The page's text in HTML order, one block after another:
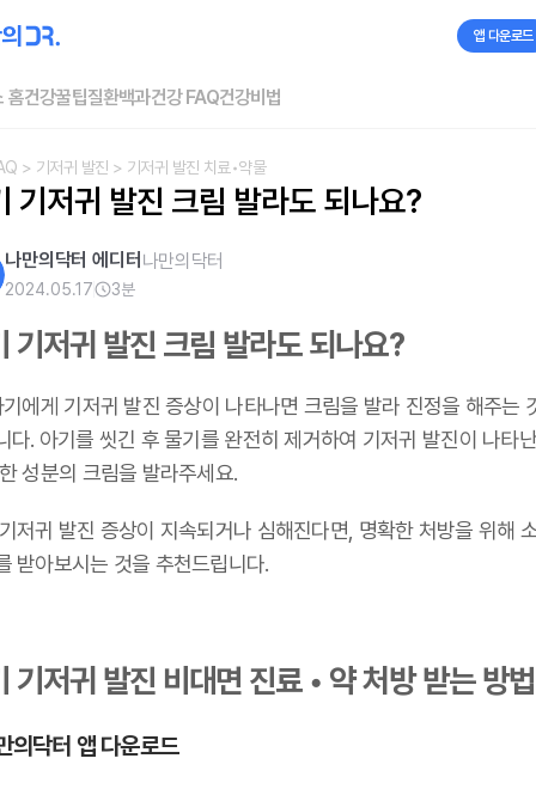
앱 다운로드
홈건강꿀팁질환백과건강 FAQ건강비법
> 기저귀 발진 > 기저귀 발진 치료•약물
기저귀 발진 크림 발라도 되나요?
나만의닥터 에디터 나만의닥터
2024.05.17 3분
기저귀 발진 크림 발라도 되나요?
에게 기저귀 발진 증상이 나타나면 크림을 발라 진정을 해주는
다. 아기를 씻긴 후 물기를 완전히 제거하여 기저귀 발진이 나타
성분의 크림을 발라주세요.
저귀 발진 증상이 지속되거나 심해진다면, 명확한 처방을 위해
받아보시는 것을 추천드립니다.
기저귀 발진 비대면 진료 • 약 처방 받는 방법
의닥터 앱 다운로드